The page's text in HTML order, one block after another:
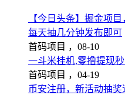
【今日头条】掘金项
每天抽几分钟发布即可
首码项目 ， 08-10
一斗米挂机,零撸提现
首码项目 ， 04-19
币安注册，新活动抽